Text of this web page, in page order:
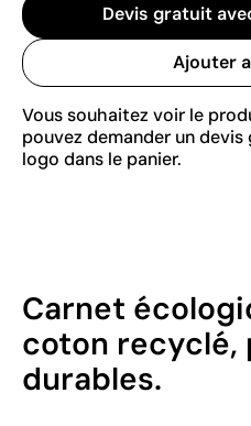
Devis gratuit
Ajouter
Vous souhaitez voir le
pouvez demander un
logo dans le panier.
Carnet
coton recyclé,
durables.